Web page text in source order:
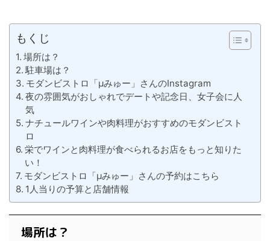
もくじ
場所は？
駐車場は？
モダンビストロ「μみゅー」さんのInstagram
夜の雰囲気がおしゃれでデートや記念日、女子会に人
気
ナチュールワインや肉料理がおすすめのモダンビスト
ロ
栄でワインと肉料理が食べられるお店をもっと知りた
い！
モダンビストロ「μみゅー」さんの予約はこちら
1人当りの予算と店舗情報
場所は？